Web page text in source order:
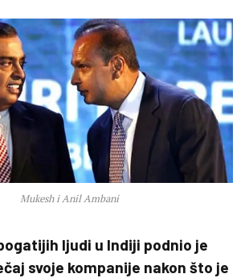
Mukesh i Anil Ambani
ljudi u Indiji podnio je
svoje kompanije nakon što je